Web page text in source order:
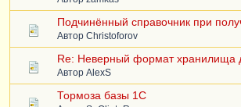
Подчинённый справочник при
Автор Christoforov
Re: Неверный формат хранилища
Автор AlexS
Тормоза базы 1С